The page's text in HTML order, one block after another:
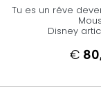
Tu es un rêve
Disney
€